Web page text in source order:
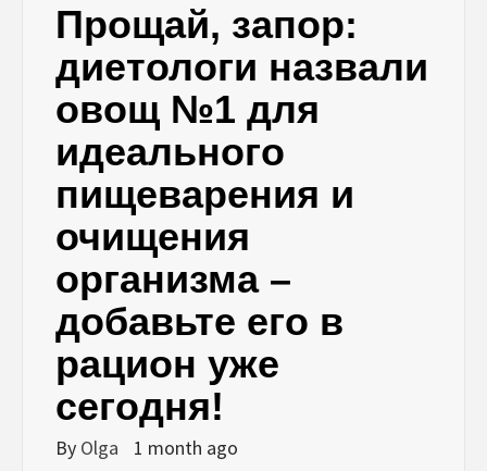
Прощай, запор:
диетологи назвали
овощ №1 для
идеального
пищеварения и
очищения
организма –
добавьте его в
рацион уже
сегодня!
By Olga 1 month ago